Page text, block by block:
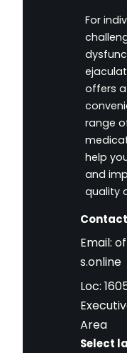
For
offers
range
help
and
quality
Email:
s.online
Loc:
Area
Select